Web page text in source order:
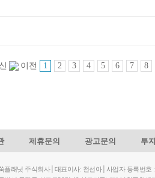
이전 1 2 3 4 5 6 7 8
제휴문의 광고문의 투
플래닛 주식회사│대표이사: 천선아│사업자 등록번호